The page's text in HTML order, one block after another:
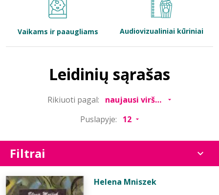
Bibliotekoms
Vaikams ir paaugliams Audiovizualiniai kūriniai
Leidinių sąrašas
Rikiuoti pagal:
Puslapyje:
Filtrai
Helena Mniszek